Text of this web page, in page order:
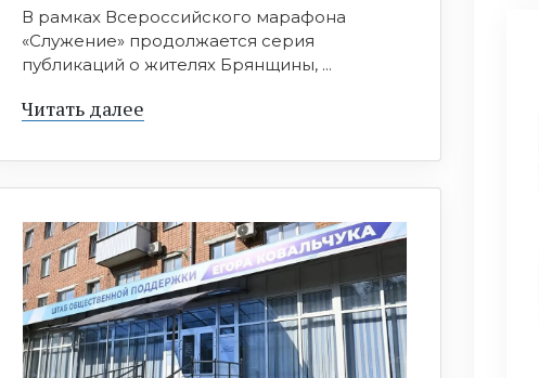
В рамках Всероссийского марафона
«Служение» продолжается серия
публикаций о жителях Брянщины, ...
Читать далее